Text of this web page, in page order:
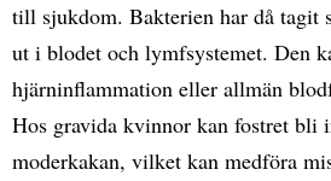
till sjukdom. Bakterien har då tagit
ut i blodet och lymfsystemet. Den
hjärninflammation eller allmän
Hos gravida kvinnor kan fostret bli
moderkakan, vilket kan medföra